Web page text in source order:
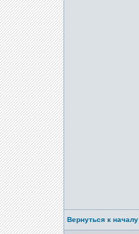
Вернуться к началу